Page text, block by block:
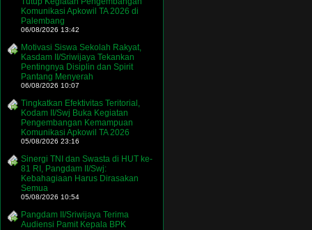
Komunikasi Apkowil TA 2026 di
Palembang
06/08/2026 13:42
Motivasi Siswa Sekolah Rakyat,
Kasdam II/Sriwijaya Tekankan
Pentingnya Disiplin dan Spirit
Pantang Menyerah
06/08/2026 10:07
Tingkatkan Efektivitas Teritorial,
Kodam II/Swj Buka Kegiatan
Pengembangan Kemampuan
Komunikasi Apkowil TA 2026
05/08/2026 23:16
Sinergi TNI dan Swasta di HUT ke-
81 RI, Pangdam II/Swj:
Kebahagiaan Harus Dirasakan
Semua
05/08/2026 10:54
Pangdam II/Sriwijaya Terima
Audiensi Pamit Kepala BPK